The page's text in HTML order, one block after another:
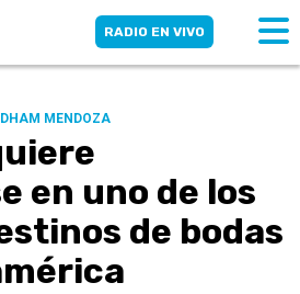
RADIO EN VIVO
MENDOZA
en uno de los
de bodas